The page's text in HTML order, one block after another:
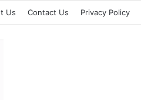
Us Contact Us Privacy Policy